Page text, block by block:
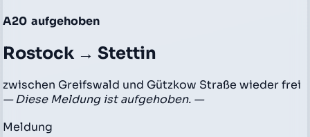
A20 aufgehoben
Rostock → Stettin
zwischen Greifswald und Gützkow Straße wieder frei
— Diese Meldung ist aufgehoben. —
Meldung